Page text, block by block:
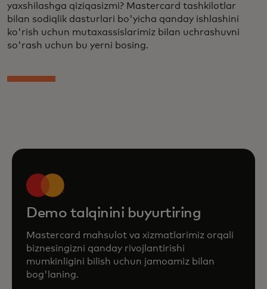
yaxshilashga qiziqasizmi? Mastercard tashkilotlar
bilan sodiqlik dasturlari bo'yicha qanday ishlashini
ko'rish uchun mutaxassislarimiz bilan uchrashuvni
so'rash uchun bu yerni bosing.
Demo talqinini buyurtiring
Mastercard mahsulot va xizmatlarimiz orqali
biznesingizni qanday rivojlantirishi
mumkinligini bilish uchun jamoamiz bilan
bog'laning.